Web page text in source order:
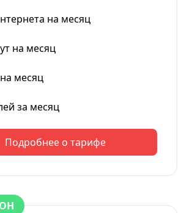
на месяц
на месяц
месяц
за месяц
Подробнее о тарифе